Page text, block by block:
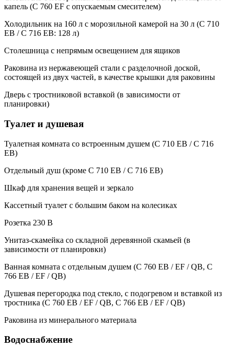
капель (C 760 EF с опускаемым смесителем)
Холодильник на 160 л с морозильной камерой на 30 л (C 710
EB / C 716 EB: 128 л)
Столешница с непрямым освещением для ящиков
Раковина из нержавеющей стали с разделочной доской,
состоящей из двух частей, в качестве крышки для раковины
Дверь с тростниковой вставкой (в зависимости от
планировки)
Туалет и душевая
Туалетная комната со встроенным душем (C 710 EB / C 716
EB)
Отдельный душ (кроме C 710 EB / C 716 EB)
Шкаф для хранения вещей и зеркало
Кассетный туалет с большим баком на колесиках
Розетка 230 В
Унитаз-скамейка со складной деревянной скамьей (в
зависимости от планировки)
Ванная комната с отдельным душем (C 760 EB / EF / QB, C
766 EB / EF / QB)
Душевая перегородка под стекло, с подогревом и вставкой из
тростника (C 760 EB / EF / QB, C 766 EB / EF / QB)
Раковина из минерального материала
Водоснабжение